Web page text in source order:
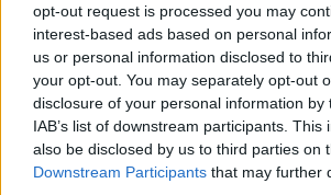
opt-out request is processed you may
interest-based ads based on personal
us or personal information disclosed to
your opt-out. You may separately opt-out
disclosure of your personal information by
IAB’s list of downstream participants. This
also be disclosed by us to third parties on
Downstream Participants that may further